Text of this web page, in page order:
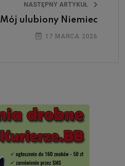
NASTĘPNY ARTYKUŁ
Mój ulubiony Niemiec
17 MARCA 2026